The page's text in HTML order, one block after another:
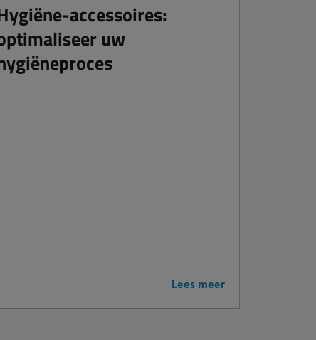
accessoires:
uw
Lees meer